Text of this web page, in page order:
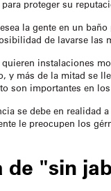
proteger su
la gente en un
de lavarse las
instalaciones
y más de la mitad se
son importantes en
se debe en
le preocupen los
de "sin